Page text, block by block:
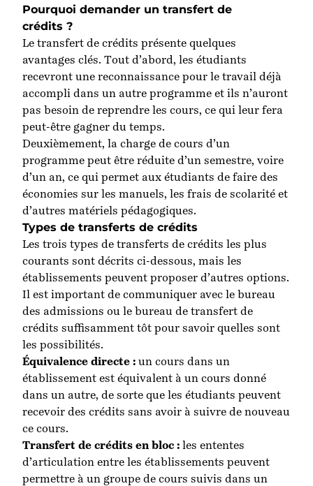
Pourquoi demander un transfert de
crédits ?
Le transfert de crédits présente quelques
avantages clés. Tout d’abord, les étudiants
recevront une reconnaissance pour le travail déjà
accompli dans un autre programme et ils n’auront
pas besoin de reprendre les cours, ce qui leur fera
peut-être gagner du temps.
Deuxièmement, la charge de cours d’un
programme peut être réduite d’un semestre, voire
d’un an, ce qui permet aux étudiants de faire des
économies sur les manuels, les frais de scolarité et
d’autres matériels pédagogiques.
Types de transferts de crédits
Les trois types de transferts de crédits les plus
courants sont décrits ci-dessous, mais les
établissements peuvent proposer d’autres options.
Il est important de communiquer avec le bureau
des admissions ou le bureau de transfert de
crédits suffisamment tôt pour savoir quelles sont
les possibilités.
Équivalence directe : un cours dans un
établissement est équivalent à un cours donné
dans un autre, de sorte que les étudiants peuvent
recevoir des crédits sans avoir à suivre de nouveau
ce cours.
Transfert de crédits en bloc : les ententes
d’articulation entre les établissements peuvent
permettre à un groupe de cours suivis dans un